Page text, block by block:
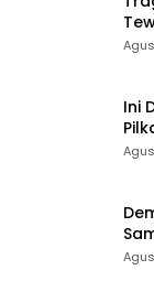
Ini
ke